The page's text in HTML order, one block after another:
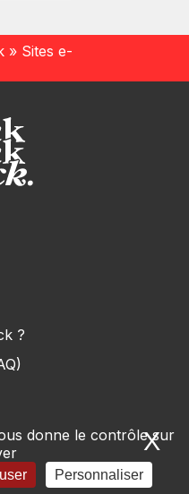
donne le contrôle sur
Personnaliser
X
» Sites e-
?
Marques-Produits-
légales